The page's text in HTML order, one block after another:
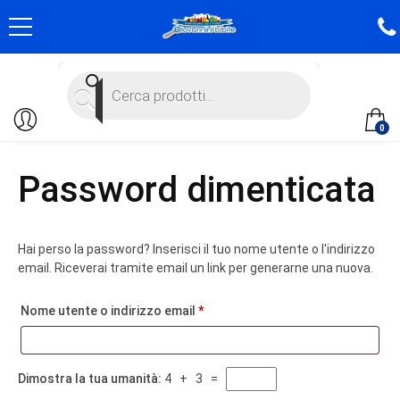
Products
search
0
Password dimenticata
Hai perso la password? Inserisci il tuo nome utente o l'indirizzo
email. Riceverai tramite email un link per generarne una nuova.
Nome utente o indirizzo email *Richiesto
Dimostra la tua umanità: 4 + 3 =